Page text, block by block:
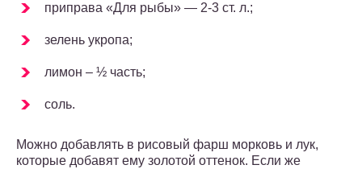
приправа «Для рыбы» — 2-3 ст. л.;
зелень укропа;
лимон – ½ часть;
соль.
Можно добавлять в рисовый фарш морковь и лук,
которые добавят ему золотой оттенок. Если же